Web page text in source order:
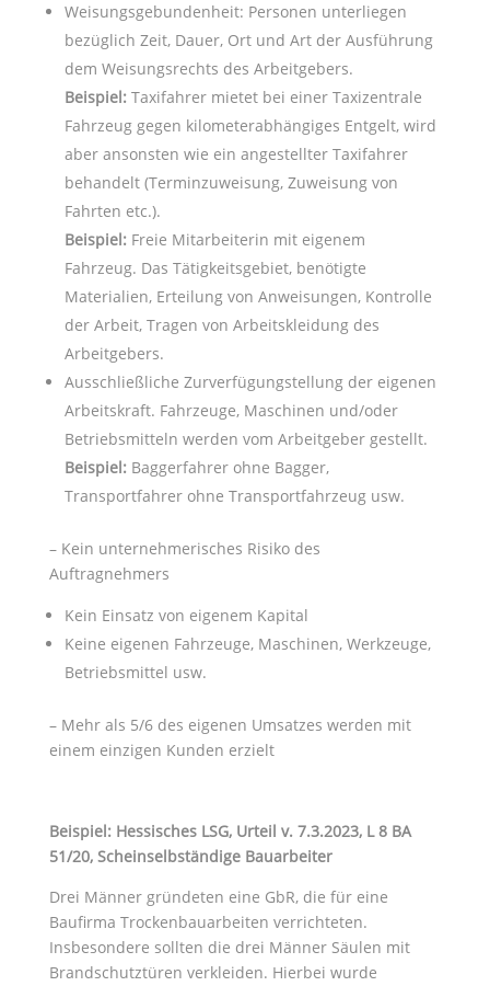
Weisungsgebundenheit: Personen unterliegen
bezüglich Zeit, Dauer, Ort und Art der Ausführung
dem Weisungsrechts des Arbeitgebers.
Beispiel:Taxifahrer mietet bei einer Taxizentrale
Fahrzeug gegen kilometerabhängiges Entgelt, wird
aber ansonsten wie ein angestellter Taxifahrer
behandelt (Terminzuweisung, Zuweisung von
Fahrten etc.).
Beispiel:Freie Mitarbeiterin mit eigenem
Fahrzeug. Das Tätigkeitsgebiet, benötigte
Materialien, Erteilung von Anweisungen, Kontrolle
der Arbeit, Tragen von Arbeitskleidung des
Arbeitgebers.
Ausschließliche Zurverfügungstellung der eigenen
Arbeitskraft. Fahrzeuge, Maschinen und/oder
Betriebsmitteln werden vom Arbeitgeber gestellt.
Beispiel:Baggerfahrer ohne Bagger,
Transportfahrer ohne Transportfahrzeug usw.
– Kein unternehmerisches Risiko des
Auftragnehmers
Kein Einsatz von eigenem Kapital
Keine eigenen Fahrzeuge, Maschinen, Werkzeuge,
Betriebsmittel usw.
– Mehr als 5/6 des eigenen Umsatzes werden mit
einem einzigen Kunden erzielt
Beispiel: Hessisches LSG, Urteil v. 7.3.2023, L 8 BA
51/20, Scheinselbständige Bauarbeiter
Drei Männer gründeten eine GbR, die für eine
Baufirma Trockenbauarbeiten verrichteten.
Insbesondere sollten die drei Männer Säulen mit
Brandschutztüren verkleiden. Hierbei wurde